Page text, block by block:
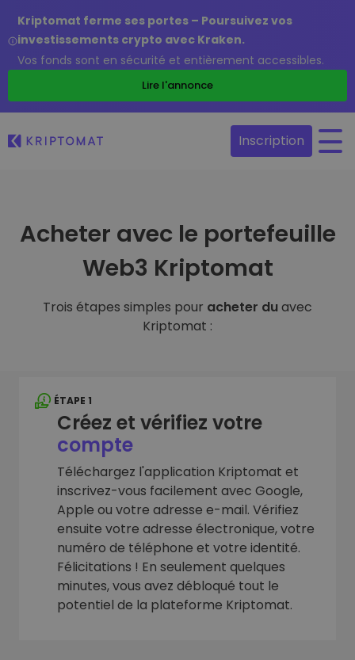
Kriptomat ferme ses portes – Poursuivez vos
investissements crypto avec Kraken.
Vos fonds sont en sécurité et entièrement accessibles.
Lire l'annonce
Inscription
Acheter avec le portefeuille
Web3 Kriptomat
Trois étapes simples pour acheter duavec
Kriptomat :
ÉTAPE 1
Créez et vérifiez votre
compte
Téléchargez l'application Kriptomat et
inscrivez-vous facilement avec Google,
Apple ou votre adresse e-mail. Vérifiez
ensuite votre adresse électronique, votre
numéro de téléphone et votre identité.
Félicitations ! En seulement quelques
minutes, vous avez débloqué tout le
potentiel de la plateforme Kriptomat.